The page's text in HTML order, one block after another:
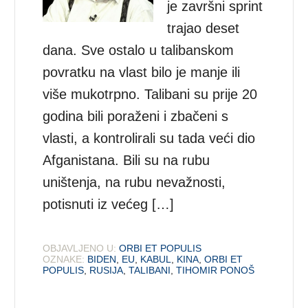
je završni sprint
trajao deset
dana. Sve ostalo u talibanskom
povratku na vlast bilo je manje ili
više mukotrpno. Talibani su prije 20
godina bili poraženi i zbačeni s
vlasti, a kontrolirali su tada veći dio
Afganistana. Bili su na rubu
uništenja, na rubu nevažnosti,
potisnuti iz većeg […]
OBJAVLJENO U: ORBI ET POPULIS
OZNAKE: BIDEN EU KABUL KINA ,ORBI ET
POPULIS RUSIJA ,TALIBANI ,TIHOMIR PONOŠ